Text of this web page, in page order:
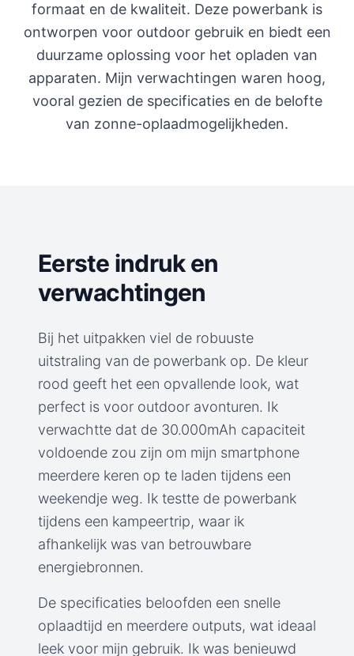
formaat en de kwaliteit. Deze powerbank is
ontworpen voor outdoor gebruik en biedt een
duurzame oplossing voor het opladen van
apparaten. Mijn verwachtingen waren hoog,
vooral gezien de specificaties en de belofte
van zonne-oplaadmogelijkheden.
Eerste indruk en
verwachtingen
Bij het uitpakken viel de robuuste
uitstraling van de powerbank op. De kleur
rood geeft het een opvallende look, wat
perfect is voor outdoor avonturen. Ik
verwachtte dat de 30.000mAh capaciteit
voldoende zou zijn om mijn smartphone
meerdere keren op te laden tijdens een
weekendje weg. Ik testte de powerbank
tijdens een kampeertrip, waar ik
afhankelijk was van betrouwbare
energiebronnen.
De specificaties beloofden een snelle
oplaadtijd en meerdere outputs, wat ideaal
leek voor mijn gebruik. Ik was benieuwd